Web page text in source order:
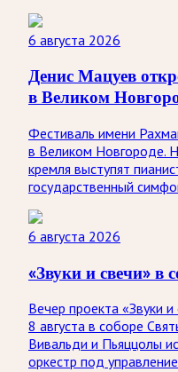
6 августа 2026
Денис Мацуев
в Великом
Фестиваль имени
в Великом Новгороде.
кремля выступят
государственный
6 августа 2026
«Звуки и свечи» в
Вечер проекта «Звуки
8 августа в соборе
Вивальди и Пьяццолы
оркестр под